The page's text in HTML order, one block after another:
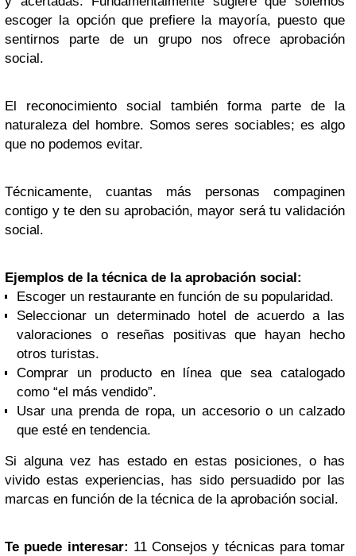
escoger la opción que prefiere la mayoría, puesto que
sentirnos parte de un grupo nos ofrece aprobación
social.
El reconocimiento social también forma parte de la
naturaleza del hombre. Somos seres sociables; es algo
que no podemos evitar.
Técnicamente, cuantas más personas compaginen
contigo y te den su aprobación, mayor será tu validación
social.
Ejemplos de la técnica de la aprobación social:
Escoger un restaurante en función de su popularidad.
Seleccionar un determinado hotel de acuerdo a las
valoraciones o reseñas positivas que hayan hecho
otros turistas.
Comprar un producto en línea que sea catalogado
como “el más vendido”.
Usar una prenda de ropa, un accesorio o un calzado
que esté en tendencia.
Si alguna vez has estado en estas posiciones, o has
vivido estas experiencias, has sido persuadido por las
marcas en función de la técnica de la aprobación social.
Te puede interesar: 11 Consejos y técnicas para tomar